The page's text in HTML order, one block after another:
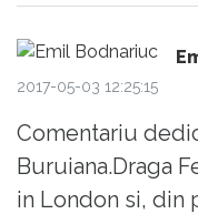
2017-05-03 12:25:15
Comentariu
Buruiana.Draga
in London si, din